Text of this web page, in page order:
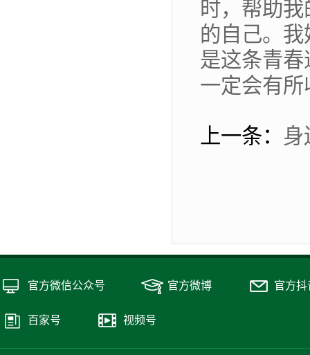
时，帮助
的自己。
是这条青
一定会有所
上一条： 身
官方微信公众号 官方微博 官方抖
百家号 视频号